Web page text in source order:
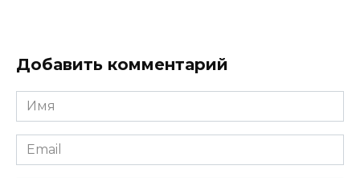
Добавить комментарий
Имя
Email